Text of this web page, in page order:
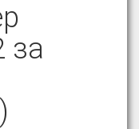
за